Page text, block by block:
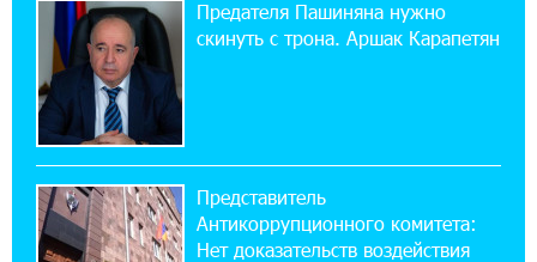
Никогда Нагорный Карабах не был в составе
независимого Азербайджана. Аршак
Карапетян
17:52:29 25-07-2026
Бывший премьер-министр Словакии
обратился к президенту страны с просьбой
содействовать освобождению армянских заключенных,
осужденных в Азербайджане
Предателя Пашиняна нужно
скинуть с трона. Аршак Карапетян
Представитель
Антикоррупционного комитета:
Нет доказательств воздействия